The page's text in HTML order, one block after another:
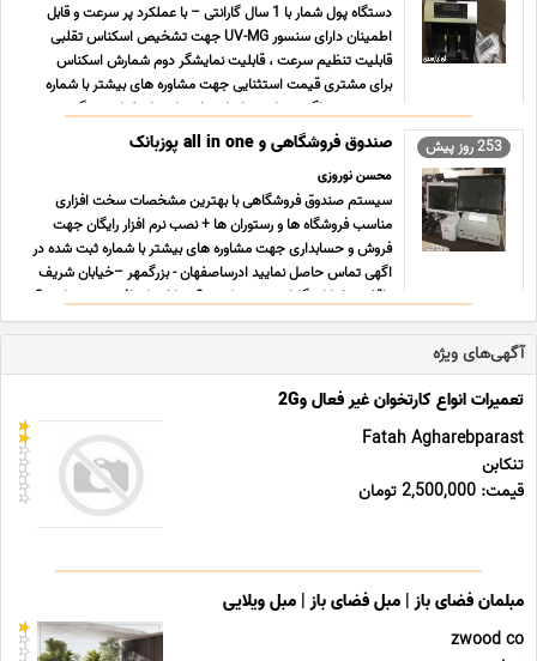
دستگاه پول شمار با 1 سال گارانتی – با عملکرد پر سرعت و قابل
اطمینان دارای سنسور UV-MG جهت تشخیص اسکناس تقلبی
قابلیت تنظیم سرعت ، قابلیت نمایشگر دوم شمارش اسکناس
برای مشتری قیمت استثنایی جهت مشاوره های بیشتر با شماره
ثبت شده در اگهی تماس حاصل نمایید ادرساصفهان - بزرگمهر –
خیابان ... ...
253 روز پیش صندوق فروشگاهی و all in one پوزبانک
محسن نوروزی
سیستم صندوق فروشگاهی با بهترین مشخصات سخت افزاری
مناسب فروشگاه ها و رستوران ها + نصب نرم افزار رایگان جهت
فروش و حسابداری جهت مشاوره های بیشتر با شماره ثبت شده در
اگهی تماس حاصل نمایید ادرساصفهان - بزرگمهر –خیابان شریف
واقفی - خیابان گلزارجنوبی – کوچه9- ساختمان افرینش – واحد 2
ج ... ...
آگهی‌های ویژه
تعمیرات انواع کارتخوان غیر فعال و2G
Fatah Agharebparast
تنکابن
قیمت: 2,500,000 تومان
مبلمان فضای باز | مبل فضای باز | مبل ویلایی
zwood co